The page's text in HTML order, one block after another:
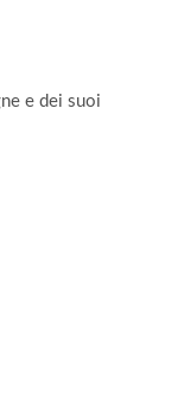
e dei suoi